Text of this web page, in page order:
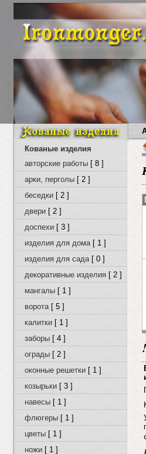
Кованые изделия
авторские работы [ 8 ]
арки, перголы [ 2 ]
беседки [ 2 ]
двери [ 2 ]
доспехи [ 3 ]
изделия для дома[ 1 ]
изделия для сада[ 0 ]
декоративные изделия [ 2 ]
мангалы [ 1 ]
ворота[ 5 ]
калитки [ 1 ]
заборы [ 4 ]
ограды [ 2 ]
оконные решетки [ 1 ]
козырьки [ 3 ]
навесы [ 1 ]
флюгеры [ 1 ]
цветы [ 1 ]
ножи [ 1 ]